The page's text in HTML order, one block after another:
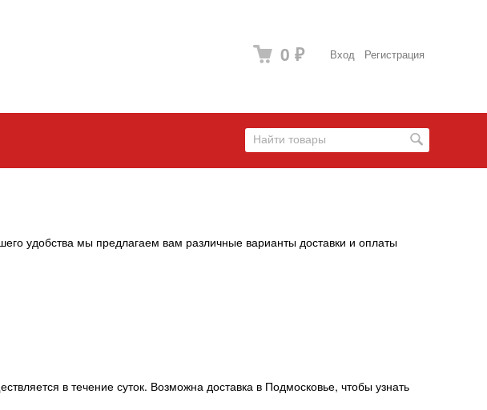
Вход Регистрация
0 ₽
удобства мы предлагаем вам различные варианты доставки и оплаты
в течение суток. Возможна доставка в Подмосковье, чтобы узнать